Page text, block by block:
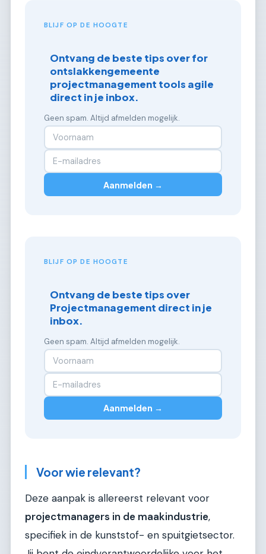
BLIJF OP DE HOOGTE
Ontvang de beste tips over for
ontslakkengemeente
projectmanagement tools agile
direct in je inbox.
Geen spam. Altijd afmelden mogelijk.
Aanmelden →
BLIJF OP DE HOOGTE
Ontvang de beste tips over
Projectmanagement direct in je
inbox.
Geen spam. Altijd afmelden mogelijk.
Aanmelden →
Voor wie relevant?
Deze aanpak is allereerst relevant voor
projectmanagers in de maakindustrie,
specifiek in de kunststof- en spuitgietsector.